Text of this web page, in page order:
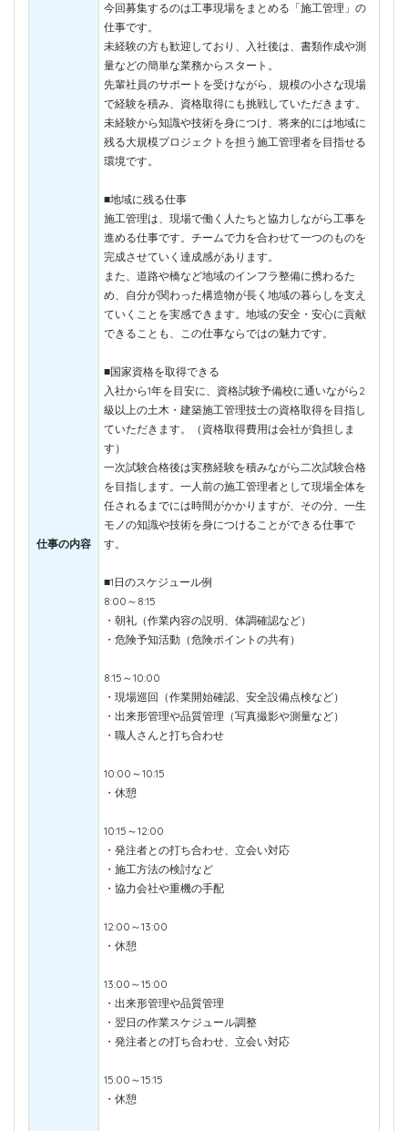
仕事の内容
今回募集するのは工事現場をまとめる「施工管理」の
仕事です。
未経験の方も歓迎しており、入社後は、書類作成や測
量などの簡単な業務からスタート。
先輩社員のサポートを受けながら、規模の小さな現場
で経験を積み、資格取得にも挑戦していただきます。
未経験から知識や技術を身につけ、将来的には地域に
残る大規模プロジェクトを担う施工管理者を目指せる
環境です。
■地域に残る仕事
施工管理は、現場で働く人たちと協力しながら工事を
進める仕事です。チームで力を合わせて一つのものを
完成させていく達成感があります。
また、道路や橋など地域のインフラ整備に携わるた
め、自分が関わった構造物が長く地域の暮らしを支え
ていくことを実感できます。地域の安全・安心に貢献
できることも、この仕事ならではの魅力です。
■国家資格を取得できる
入社から1年を目安に、資格試験予備校に通いながら2
級以上の土木・建築施工管理技士の資格取得を目指し
ていただきます。（資格取得費用は会社が負担しま
す）
一次試験合格後は実務経験を積みながら二次試験合格
を目指します。一人前の施工管理者として現場全体を
任されるまでには時間がかかりますが、その分、一生
モノの知識や技術を身につけることができる仕事で
す。
■1日のスケジュール例
8:00～8:15
・朝礼（作業内容の説明、体調確認など）
・危険予知活動（危険ポイントの共有）
8:15～10:00
・現場巡回（作業開始確認、安全設備点検など）
・出来形管理や品質管理（写真撮影や測量など）
・職人さんと打ち合わせ
10:00～10:15
・休憩
10:15～12:00
・発注者との打ち合わせ、立会い対応
・施工方法の検討など
・協力会社や重機の手配
12:00～13:00
・休憩
13:00～15:00
・出来形管理や品質管理
・翌日の作業スケジュール調整
・発注者との打ち合わせ、立会い対応
15:00～15:15
・休憩